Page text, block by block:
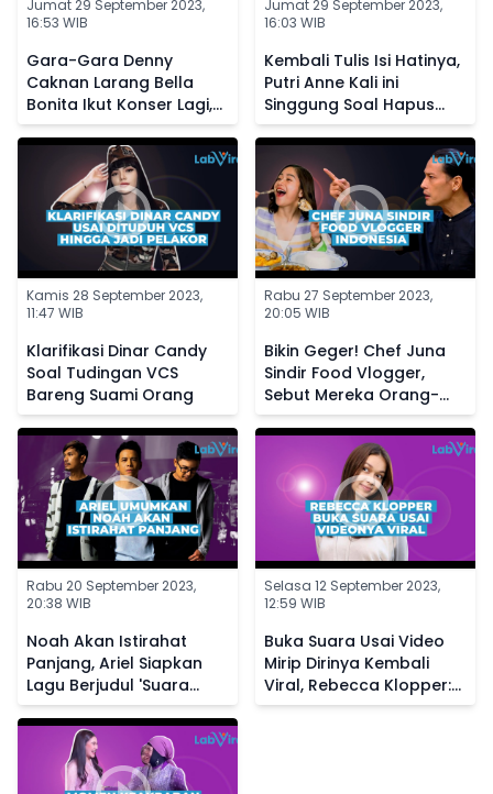
Jumat 29 September 2023,
16:53 WIB
Gara-Gara Denny
Caknan Larang Bella
Bonita Ikut Konser Lagi,
Kini Sang Istri Posting
Status Galau
Jumat 29 September 2023,
16:03 WIB
Kembali Tulis Isi Hatinya,
Putri Anne Kali ini
Singgung Soal Hapus
Foto Masa Lalu dari
Galeri
Kamis 28 September 2023,
11:47 WIB
Klarifikasi Dinar Candy
Soal Tudingan VCS
Bareng Suami Orang
Rabu 27 September 2023,
20:05 WIB
Bikin Geger! Chef Juna
Sindir Food Vlogger,
Sebut Mereka Orang-
Orang Sotoy
Rabu 20 September 2023,
20:38 WIB
Noah Akan Istirahat
Panjang, Ariel Siapkan
Lagu Berjudul 'Suara
Dalam Kepala' Buat
Penggemar
Selasa 12 September 2023,
12:59 WIB
Buka Suara Usai Video
Mirip Dirinya Kembali
Viral, Rebecca Klopper:
Allah Tidak Tidur